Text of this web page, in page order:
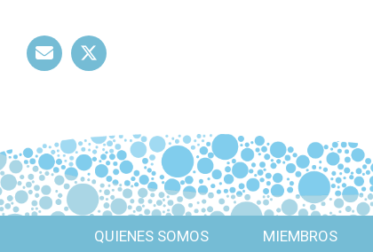
QUIENES SOMOS MIEMBROS